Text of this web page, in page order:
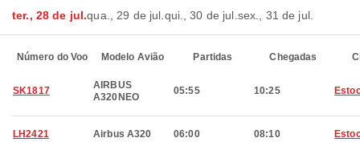
ter., 28 de jul.qua., 29 de jul. qui., 30 de jul. sex., 31 de jul.
Número do Voo Modelo Avião Partidas Chegadas
SK1817
AIRBUS
A320NEO
05:55 10:25
LH2421 Airbus A320 06:00 08:10